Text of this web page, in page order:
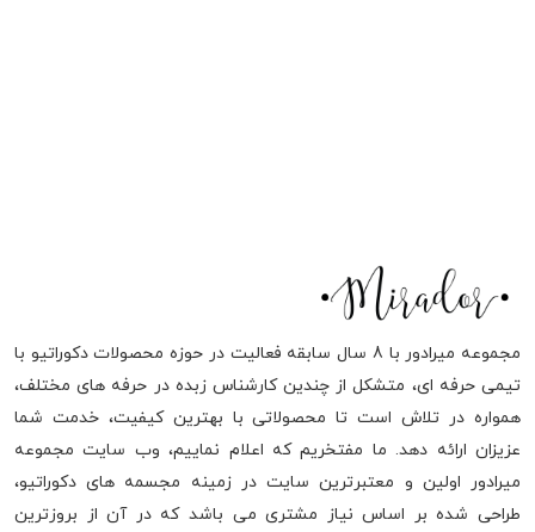
مجموعه میرادور با 8 سال سابقه فعالیت در حوزه محصولات دکوراتیو با
تیمی حرفه ای، متشکل از چندین کارشناس زبده در حرفه های مختلف،
همواره در تلاش است تا محصولاتی با بهترین کیفیت، خدمت شما
عزیزان ارائه دهد. ما مفتخریم که اعلام نماییم، وب سایت مجموعه
میرادور اولین و معتبرترین سایت در زمینه مجسمه های دکوراتیو،
طراحی شده بر اساس نیاز مشتری می باشد که در آن از بروزترین